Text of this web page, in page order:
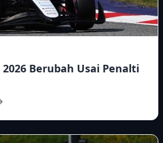
Berubah Usai Penalti